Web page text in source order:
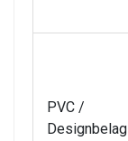
PVC /
Designbelag